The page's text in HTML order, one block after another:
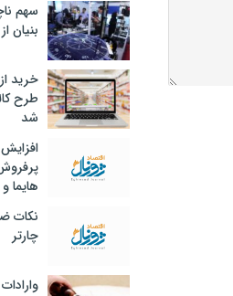
سهم
بنیان
خرید
طرح
شد
هایما و
نکات
چارتر